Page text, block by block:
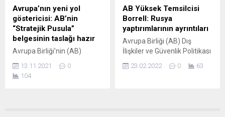
Fransa’nın başkenti Paris’te
düzenlenen AB dışişleri
bakanlarının acil toplantısı
sonrasında basına açıklama
yaptı. İspanya Dışişleri
Bakanı, “Avrupa Birliği’nde
hiç...
Rusya’ya yönelik yeni
yaptırım paketinin
onaylandığı, bu tedbirlerin
yarın AB Resmi
Gazetesi’nde yayımlanarak
yürürlüğe gireceği bildirildi....
Avrupa’nın yeni yol
göstericisi: AB’nin
“Stratejik Pusula”
belgesinin taslağı hazır
Avrupa Birliği’nin (AB)
alanında gelişmesi ve karar
almasında operasyonel
13.11.2021
0
104
AB Yüksek Temsilcisi
Borrell: Rusya
yaptırımlarının ayrıntıları
Avrupa Birliği (AB) Dış
İlişkiler ve Güvenlik Politikası
Borrell, Rusya’ya
23.02.2022 0 63